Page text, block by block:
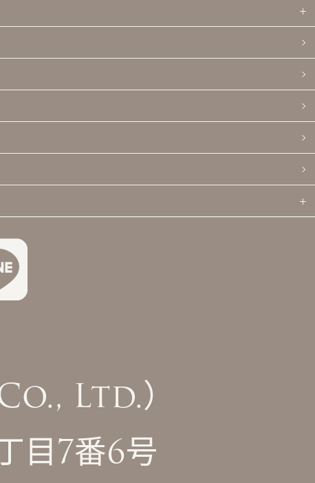
Ltd.）
目7番6号